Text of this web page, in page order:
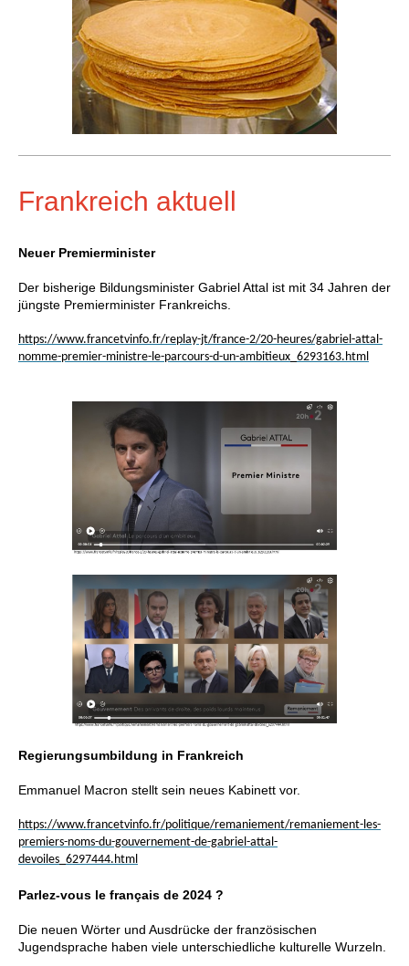
Frankreich aktuell
Neuer Premierminister
Der bisherige Bildungsminister Gabriel Attal ist mit 34 Jahren der
jüngste Premierminister Frankreichs.
https://www.francetvinfo.fr/replay-jt/france-2/20-heures/gabriel-attal-
nomme-premier-ministre-le-parcours-d-un-ambitieux_6293163.html
Regierungsumbildung in Frankreich
Emmanuel Macron stellt sein neues Kabinett vor.
https://www.francetvinfo.fr/politique/remaniement/remaniement-les-
premiers-noms-du-gouvernement-de-gabriel-attal-
devoiles_6297444.html
Parlez-vous le français de 2024 ?
Die neuen Wörter und Ausdrücke der französischen
Jugendsprache haben viele unterschiedliche kulturelle Wurzeln.